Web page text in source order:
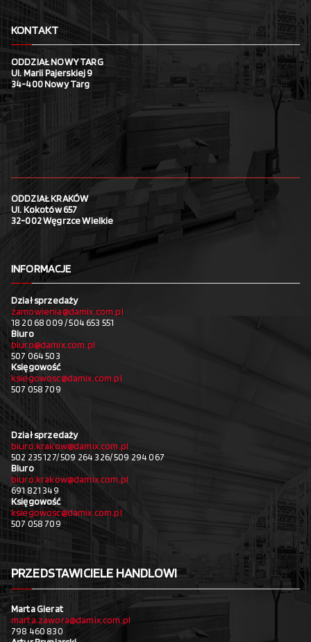
KONTAKT
ODDZIAŁ NOWY TARG
Ul. Marii Pajerskiej 9
34-400 Nowy Targ
ODDZIAŁ KRAKÓW
Ul. Kokotów 657
32-002 Węgrzce Wielkie
INFORMACJE
Dział sprzedaży
zamowienia@damix.com.pl
18 20 68 009 / 504 653 551
Biuro
biuro@damix.com.pl
507 064 503
Księgowość
ksiegowosc@damix.com.pl
507 058 709
Dział sprzedaży
biuro.krakow@damix.com.pl
502 235 127/ 509 264 326/ 509 294 067
Biuro
biuro.krakow@damix.com.pl
691 821 349
Księgowość
ksiegowosc@damix.com.pl
507 058 709
PRZEDSTAWICIELE HANDLOWI
Marta Gierat
marta.zawora@damix.com.pl
798 460 830